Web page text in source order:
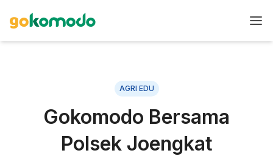
AGRI EDU
Gokomodo Bersama
Polsek Joengkat